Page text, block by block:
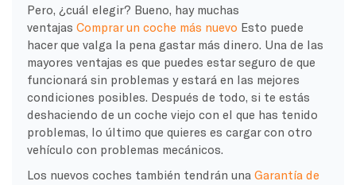
Pero, ¿cuál elegir? Bueno, hay muchas
ventajas Comprar un coche más nuevo Esto puede
hacer que valga la pena gastar más dinero. Una de las
mayores ventajas es que puedes estar seguro de que
funcionará sin problemas y estará en las mejores
condiciones posibles. Después de todo, si te estás
deshaciendo de un coche viejo con el que has tenido
problemas, lo último que quieres es cargar con otro
vehículo con problemas mecánicos.
Los nuevos coches también tendrán una Garantía de